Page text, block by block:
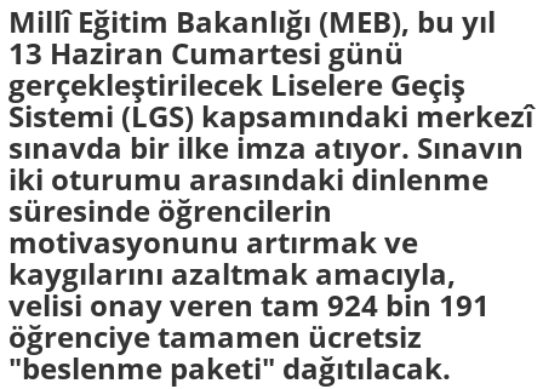
Millî Eğitim Bakanlığı (MEB), bu yıl
13 Haziran Cumartesi günü
gerçekleştirilecek Liselere Geçiş
Sistemi (LGS) kapsamındaki merkezî
sınavda bir ilke imza atıyor. Sınavın
iki oturumu arasındaki dinlenme
süresinde öğrencilerin
motivasyonunu artırmak ve
kaygılarını azaltmak amacıyla,
velisi onay veren tam 924 bin 191
öğrenciye tamamen ücretsiz
"beslenme paketi" dağıtılacak.